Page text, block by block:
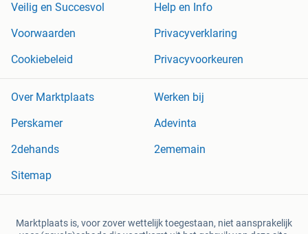
Veilig en Succesvol
Help en Info
Voorwaarden
Privacyverklaring
Cookiebeleid
Privacyvoorkeuren
Over Marktplaats
Werken bij
Perskamer
Adevinta
2dehands
2ememain
Sitemap
Marktplaats is, voor zover wettelijk toegestaan, niet aansprakelijk